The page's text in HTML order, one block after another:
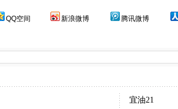
QQ空间 新浪微博 腾讯微博
宜油21